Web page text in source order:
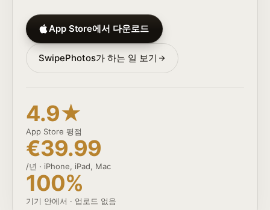
App Store에서 다운로드
SwipePhotos가 하는 일 보기
4.9★
App Store 평점
€39.99
/년 · iPhone, iPad, Mac
100%
기기 안에서 · 업로드 없음